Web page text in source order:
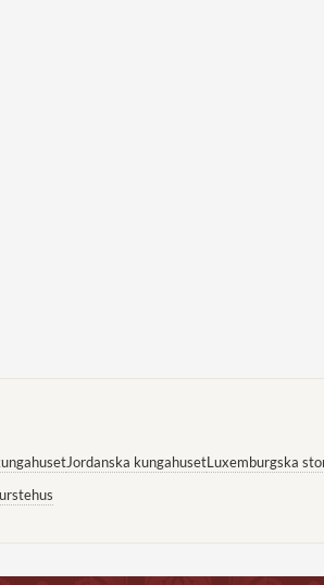
Jordanska kungahusetLuxemburgska